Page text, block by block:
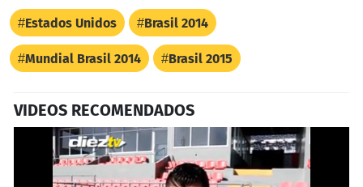
Estados Unidos Brasil 2014
Mundial Brasil 2014 Brasil 2015
VIDEOS RECOMENDADOS